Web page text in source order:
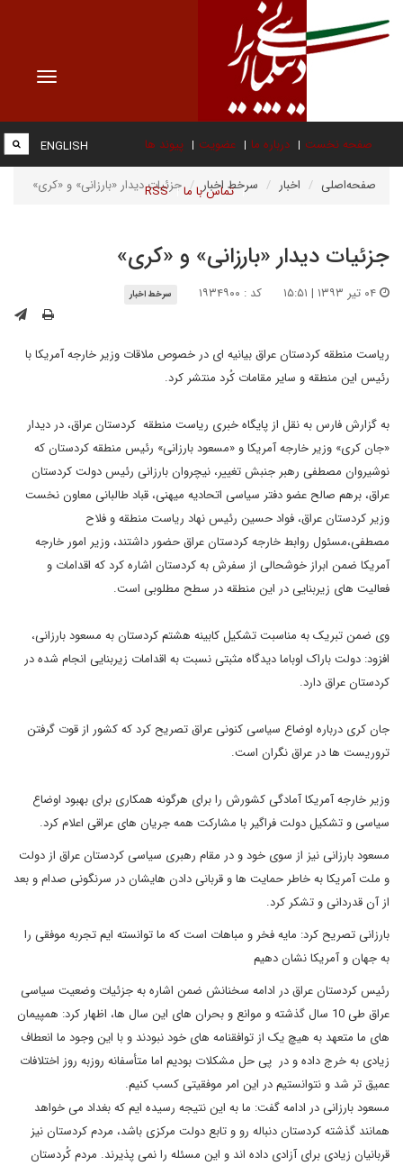
Toggle
صفحه نخست درباره ما عضویت پیوند ها
تماس با ما RSS
ENGLISH
صفحه‌اصلی اخبار سرخط اخبار جزئیات دیدار «بارزانی» و «کری»
جزئیات دیدار «بارزانی» و «کری»
کد : ۱۹۳۴۹۰۰ سرخط اخبار
ریاست منطقه کردستان عراق بیانیه ای در خصوص ملاقات وزیر خارجه آمریکا با
رئیس این منطقه و سایر مقامات کُرد منتشر کرد.
به گزارش فارس به نقل از پایگاه خبری ریاست منطقه کردستان عراق، در دیدار
«جان کری» وزیر خارجه آمریکا و «مسعود بارزانی» رئیس منطقه کردستان که
نوشیروان مصطفی رهبر جنبش تغییر، نیچروان بارزانی رئیس دولت کردستان
عراق، برهم صالح عضو دفتر سیاسی اتحادیه میهنی، قباد طالبانی معاون نخست
وزیر کردستان عراق، فواد حسین رئیس نهاد ریاست منطقه و فلاح
مصطفی،مسئول روابط خارجه کردستان عراق حضور داشتند، وزیر امور خارجه
آمریکا ضمن ابراز خوشحالی از سفرش به کردستان اشاره کرد که اقدامات و
فعالیت های زیربنایی در این منطقه در سطح مطلوبی است.
وی ضمن تبریک به مناسبت تشکیل کابینه هشتم کردستان به مسعود بارزانی،
افزود: دولت باراک اوباما دیدگاه مثبتی نسبت به اقدامات زیربنایی انجام شده در
کردستان عراق دارد.
جان کری درباره اوضاع سیاسی کنونی عراق تصریح کرد که کشور از قوت گرفتن
تروریست ها در عراق نگران است.
وزیر خارجه آمریکا آمادگی کشورش را برای هرگونه همکاری برای بهبود اوضاع
سیاسی و تشکیل دولت فراگیر با مشارکت همه جریان های عراقی اعلام کرد.
مسعود بارزانی نیز از سوی خود و در مقام رهبری سیاسی کردستان عراق از دولت
و ملت آمریکا به خاطر حمایت ها و قربانی دادن هایشان در سرنگونی صدام و بعد
از آن قدردانی و تشکر کرد.
بارزانی تصریح کرد: مایه فخر و مباهات است که ما توانسته ایم تجربه موفقی را
به جهان و آمریکا نشان دهیم
رئیس کردستان عراق در ادامه سخنانش ضمن اشاره به جزئیات وضعیت سیاسی
عراق طی 10 سال گذشته و موانع و بحران های این سال ها، اظهار کرد: همپیمان
های ما متعهد به هیچ یک از توافقنامه های خود نبودند و با این وجود ما انعطاف
زیادی به خرج داده و در پی حل مشکلات بودیم اما متأسفانه روزبه روز اختلافات
عمیق تر شد و نتوانستیم در این امر موفقیتی کسب کنیم.
مسعود بارزانی در ادامه گفت: ما به این نتیجه رسیده ایم که بغداد می خواهد
همانند گذشته کردستان دنباله رو و تابع دولت مرکزی باشد، مردم کردستان نیز
قربانیان زیادی برای آزادی داده اند و این مسئله را نمی پذیرند. مردم کُردستان